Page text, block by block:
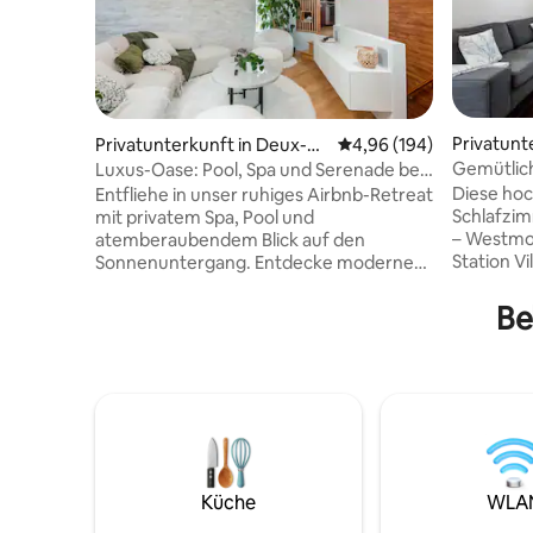
Privatunterkunft in Deux-M
ontagnes
Durchschnittliche
4,96 (194)
Luxus-Oase: Pool, Spa und Serenade bei
Sonnenuntergang
Entfliehe in unser ruhiges Airbnb-Retreat
mit privatem Spa, Pool und
atemberaubendem Blick auf den
Sonnenuntergang. Entdecke moderne
Wohnzimmer, das mit lebendigen
Pflanzen geschmückt ist, darunter ein
wunderschöner Scheflera-Baum. Mit
dem nahegelegenen Oka Beach und der
ame-de-
6
CDN
Diese
–
Station
Küche